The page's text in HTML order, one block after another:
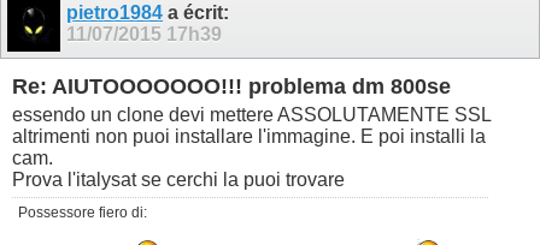
pietro1984 a écrit:
11/07/2015 17h39
Re: AIUTOOOOOOO!!! problema dm 800se
essendo un clone devi mettere ASSOLUTAMENTE SSL
altrimenti non puoi installare l'immagine. E poi installi la
cam.
Prova l'italysat se cerchi la puoi trovare
Possessore fiero di: